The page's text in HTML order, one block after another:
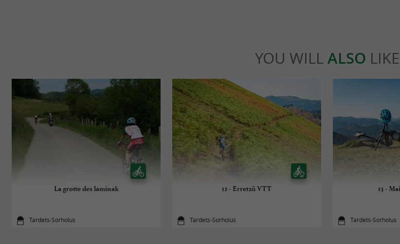
YOU WILL ALSO LIKE
La grotte des laminak
Tardets-Sorholus
12 - Erretzü VTT
Tardets-Sorholus
13 -
Tardets-Sorholus